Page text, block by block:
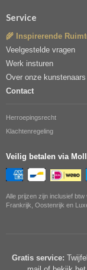
Service
🌾 Inspirerende
Veelgestelde vragen
Werk insturen
Over onze kunstenaars
Contact
Herroepingsrecht
Klachtenregeling
Veilig betalen via
Alle prijzen zijn inclusief
Frankrijk, Oostenrijk en
Gratis service: